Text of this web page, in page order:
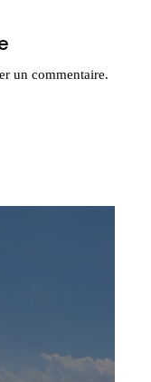
un commentaire.